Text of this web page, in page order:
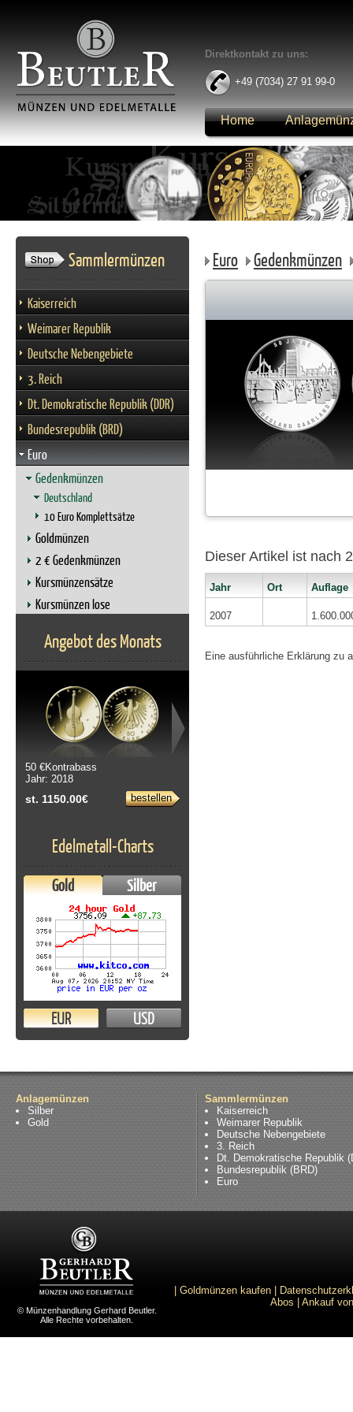
Direktkontakt zu uns:
+49 (7034) 27 91 99-0
Home
Anmelden
Sammlermünzen
Kaiserreich
Weimarer Republik
Deutsche Nebengebiete
3. Reich
Dt. Demokratische Republik (DDR)
Bundesrepublik (BRD)
Euro
Gedenkmünzen
Deutschland
10 Euro Komplettsätze
Goldmünzen
2 € Gedenkmünzen
Kursmünzensätze
Kursmünzen lose
Angebot des Monats
50 €Kontrabass
Jahr: 2018
st. 1150.00€ bestellen
Edelmetall-Charts
Gold Silber
EUR USD
Euro Gedenkmünzen
Dieser Artikel ist nach
Jahr Ort Auflage
2007
Eine ausführliche Erklärung zu
Anlagemünzen
Silber
Gold
Sammlermünzen
Kaiserreich
Weimarer Republik
Deutsche Nebengebiete
3. Reich
Dt. Demokratische Republik
Bundesrepublik (BRD)
Euro
© Münzenhandlung Gerhard Beutler.
Alle Rechte vorbehalten.
Goldmünzen kaufen
Abos
Ankauf